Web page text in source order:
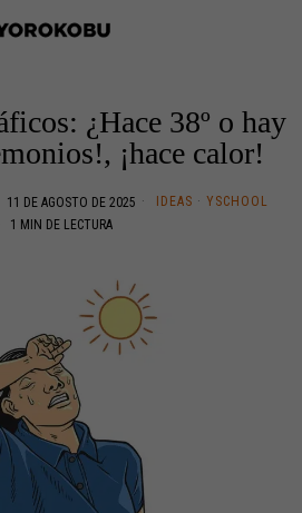
¿Hace 38º o hay
¡hace calor!
11 DE AGOSTO DE 2025 IDEAS · YSCHOOL
1 MIN DE LECTURA